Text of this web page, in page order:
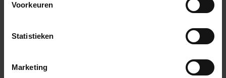
Voorkeuren
Statistieken
Marketing